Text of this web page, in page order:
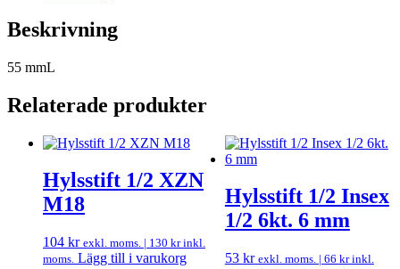
Beskrivning
55 mmL
Relaterade produkter
Hylsstift 1/2 XZN
M18
104 kr exkl. moms. | 130 krinkl.
moms. Lägg till i varukorg
Hylsstift 1/2 Insex
1/2 6kt. 6 mm
53 kr exkl. moms. | 66 krinkl.